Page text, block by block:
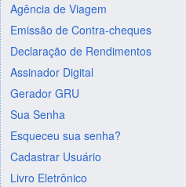
Agência de Viagem
Emissão de Contra-cheques
Declaração de Rendimentos
Assinador Digital
Gerador GRU
Sua Senha
Esqueceu sua senha?
Cadastrar Usuário
Livro Eletrônico